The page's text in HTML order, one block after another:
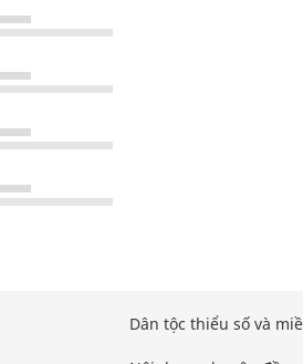
Dân tộc thiểu số và